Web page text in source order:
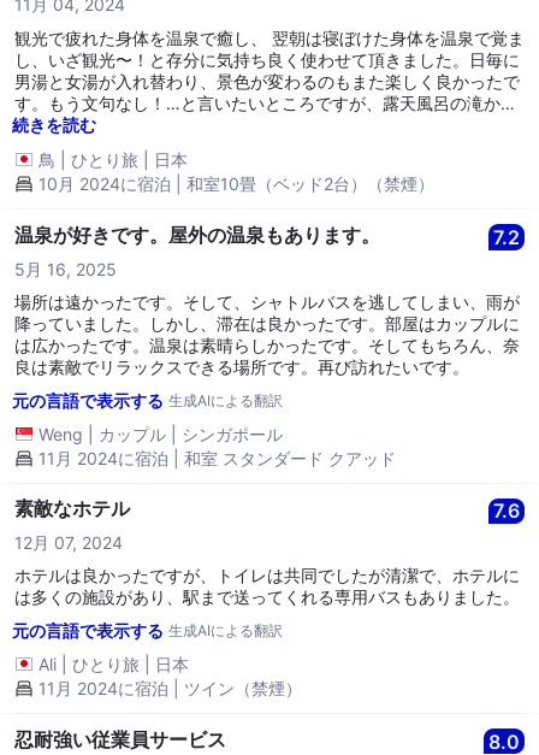
11月 04, 2024
観光で疲れた身体を温泉で癒し、 翌朝は寝ぼけた身体を温泉で覚ま
し、いざ観光〜！と存分に気持ち良く使わせて頂きました。日毎に
男湯と女湯が入れ替わり、景色が変わるのもまた楽しく良かったで
す。もう文句なし！…と言いたいところですが、露天風呂の滝から
熱湯が流れ落ちることにもう少し注意喚起があると良いかなと思い
ました。イラストなどを掲示すると子供や外国人にも気付きやす
く、事故が避けられる気がします。
続きを読む
鳥
ひとり旅
日本
10月 2024に宿泊 | 和室10畳（ベッド2台）（禁煙）
温泉が好きです。屋外の温泉もあります。 7.2
5月 16, 2025
場所は遠かったです。そして、シャトルバスを逃してしまい、雨が
降っていました。しかし、滞在は良かったです。部屋はカップルに
は広かったです。温泉は素晴らしかったです。そしてもちろん、奈
良は素敵でリラックスできる場所です。再び訪れたいです。
元の言語で表示する 生成AIによる翻訳
Weng カップル
シンガポール
11月 2024に宿泊 | 和室 スタンダード クアッド
素敵なホテル 7.6
12月 07, 2024
ホテルは良かったですが、トイレは共同でしたが清潔で、ホテルに
は多くの施設があり、駅まで送ってくれる専用バスもありました。
元の言語で表示する 生成AIによる翻訳
Ali ひとり旅
日本
11月 2024に宿泊 | ツイン（禁煙）
忍耐強い従業員サービス 8.0